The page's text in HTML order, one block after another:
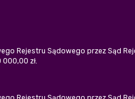
Rejestru Sądowego przez Sąd
zł.